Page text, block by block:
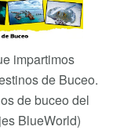
impartimos
de Buceo.
de buceo del
BlueWorld)